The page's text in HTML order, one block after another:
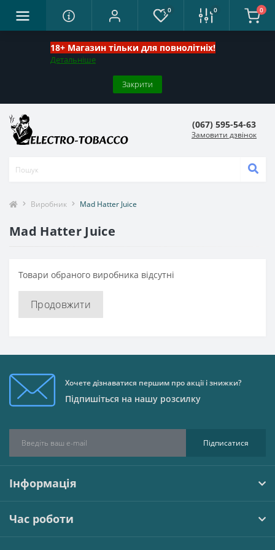
18+ Магазин тільки для повнолітніх!
Детальніше
Закрити
0 0 0
(067) 595-54-63
Замовити дзвінок
Виробник Mad Hatter Juice
Mad Hatter Juice
Товари обраного виробника відсутні
Продовжити
Хочете дізнаватися першим про акції і знижки?
Підпишіться на нашу розсилку
Підписатися
Інформація
Час роботи